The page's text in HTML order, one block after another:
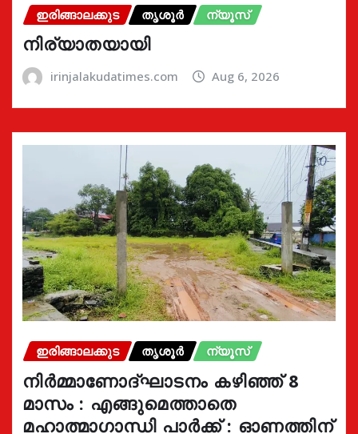
ഇരിങ്ങാലക്കുട തൃശൂർ ന്യൂസ്
നിര്യാതയായി
irinjalakudatimes.com Aug 6, 2026
ഇരിങ്ങാലക്കുട തൃശൂർ ന്യൂസ്
നിർമ്മാണോദ്ഘാടനം കഴിഞ്ഞ് 8
മാസം : എങ്ങുമെത്താതെ
മഹാത്മാഗാന്ധി പാർക്ക് : ഓണത്തിന്